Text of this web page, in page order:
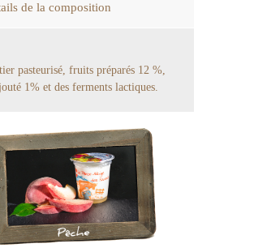
de la composition
pasteurisé, fruits préparés 12 %,
1% et des ferments lactiques.